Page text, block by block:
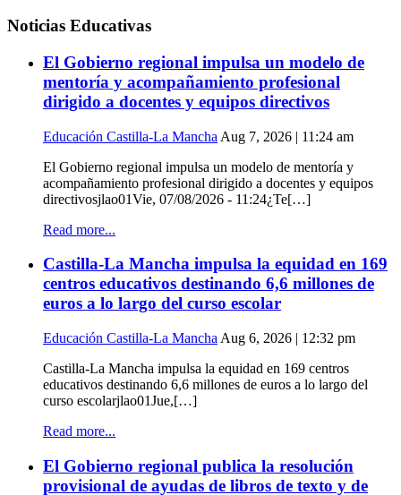
Noticias Educativas
El Gobierno regional impulsa un modelo de
mentoría y acompañamiento profesional
dirigido a docentes y equipos directivos
Educación Castilla-La Mancha Aug 7, 2026 | 11:24 am
El Gobierno regional impulsa un modelo de mentoría y
acompañamiento profesional dirigido a docentes y equipos
directivosjlao01Vie, 07/08/2026 - 11:24¿Te[…]
Read more...
Castilla-La Mancha impulsa la equidad en 169
centros educativos destinando 6,6 millones de
euros a lo largo del curso escolar
Educación Castilla-La Mancha Aug 6, 2026 | 12:32 pm
Castilla-La Mancha impulsa la equidad en 169 centros
educativos destinando 6,6 millones de euros a lo largo del
curso escolarjlao01Jue,[…]
Read more...
El Gobierno regional publica la resolución
provisional de ayudas de libros de texto y de